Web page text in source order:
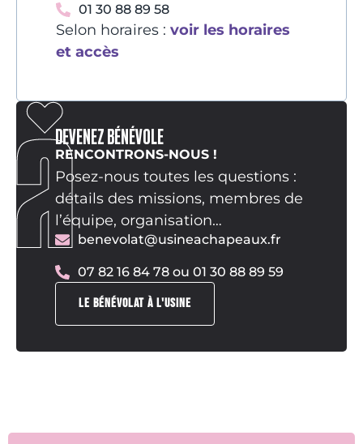
01 30 88 89 58
Selon horaires : voir les horaires
et accès
DEVENEZ BÉNÉVOLE
RENCONTRONS-NOUS !
Posez-nous toutes les questions :
détails des missions, membres de
l’équipe, organisation…
benevolat@usineachapeaux.fr
07 82 16 84 78 ou 01 30 88 89 59
LE BÉNÉVOLAT À L'USINE